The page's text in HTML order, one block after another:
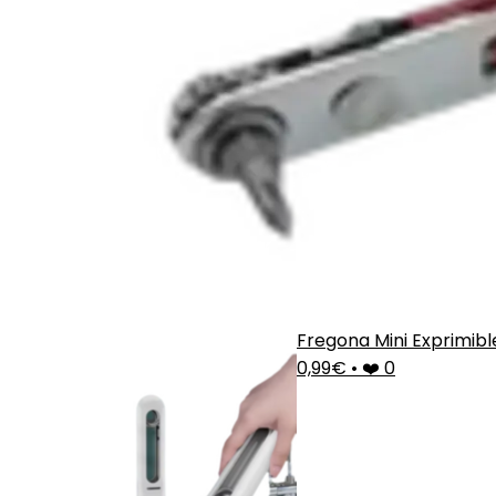
Fregona Mini
0,99€ • ❤️ 0